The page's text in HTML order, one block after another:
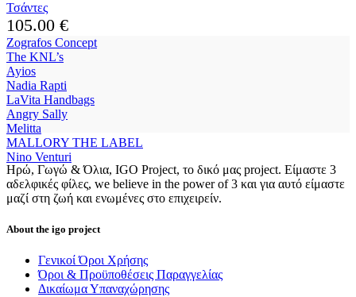
Τσάντες
105.00 €
Zografos Concept
The KNL’s
Ayios
Nadia Rapti
LaVita Handbags
Angry Sally
Melitta
MALLORY THE LABEL
Nino Venturi
Ηρώ, Γωγώ & Όλια, IGO Project, το δικό μας project. Είμαστε 3
αδελφικές φίλες, we believe in the power of 3 και για αυτό είμαστε
μαζί στη ζωή και ενωμένες στο επιχειρείν.
About the igo project
Γενικοί Όροι Χρήσης
Όροι & Προϋποθέσεις Παραγγελίας
Δικαίωμα Υπαναχώρησης